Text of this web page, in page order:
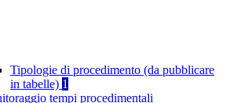
Tipologie di procedimento (da pubblicare
in tabelle) 1
tempi procedimentali